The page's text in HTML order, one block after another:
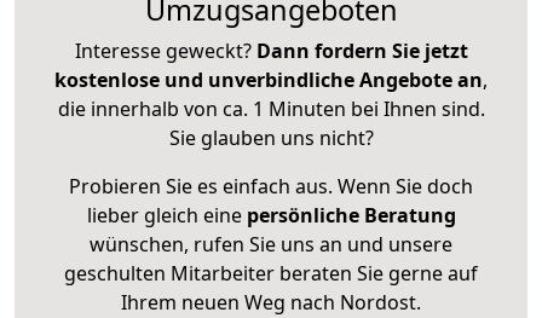
Umzugsangeboten
Interesse geweckt? Dann fordern Sie jetzt
kostenlose und unverbindliche Angebote an,
die innerhalb von ca. 1 Minuten bei Ihnen sind.
Sie glauben uns nicht?
Probieren Sie es einfach aus. Wenn Sie doch
lieber gleich eine persönliche Beratung
wünschen, rufen Sie uns an und unsere
geschulten Mitarbeiter beraten Sie gerne auf
Ihrem neuen Weg nach Nordost.